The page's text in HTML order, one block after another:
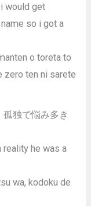
would get
so i got a
o toreta to
zero ten ni sarete
独で悩み多き
reality he was a
wa, kodoku de